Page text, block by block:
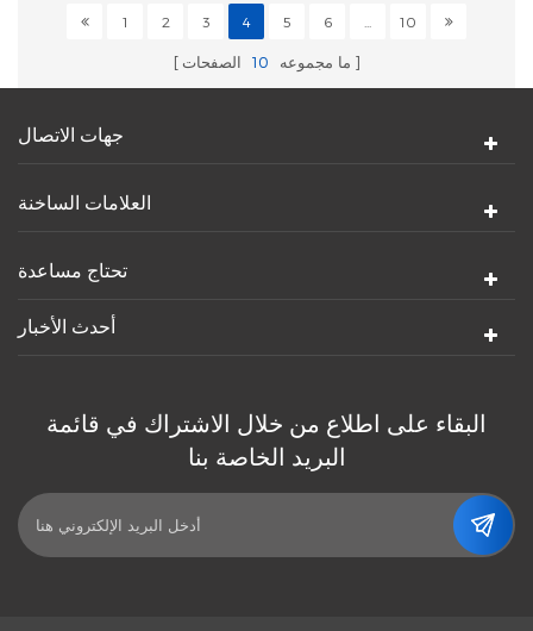
1 2 3 4 5 6 10
ما مجموعه 10 الصفحات
جهات الاتصال
العلامات الساخنة
تحتاج مساعدة
أحدث الأخبار
البقاء على اطلاع من خلال الاشتراك في قائمة
البريد الخاصة بنا